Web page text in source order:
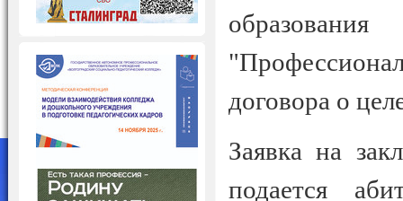
договора о
Заявка на
подается